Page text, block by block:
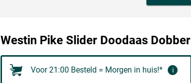
Westin Pike Slider Doodaas Dobber
Voor 21:00 Besteld = Morgen in huis!* i